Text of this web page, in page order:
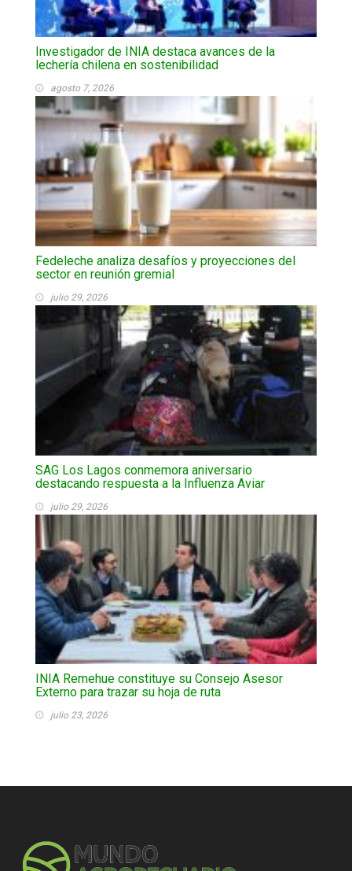
Investigador de INIA destaca avances de la
lechería chilena en sostenibilidad
agosto 7, 2026
Fedeleche analiza desafíos y proyecciones del
sector en reunión gremial
julio 29, 2026
SAG Los Lagos conmemora aniversario
destacando respuesta a la Influenza Aviar
julio 29, 2026
INIA Remehue constituye su Consejo Asesor
Externo para trazar su hoja de ruta
julio 23, 2026